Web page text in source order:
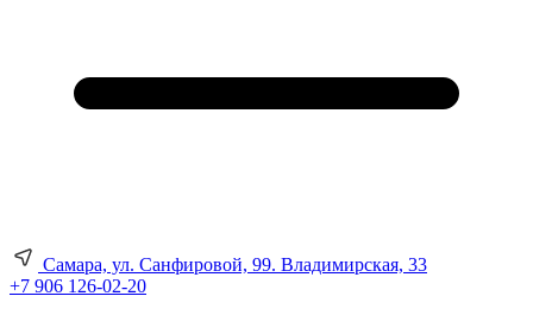
Самара, ул. Санфировой, 99. Владимирская, 33
+7 906 126-02-20